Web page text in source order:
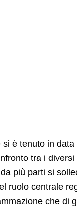
si è tenuto in data
tra i diversi
più parti si
ruolo centrale
che di